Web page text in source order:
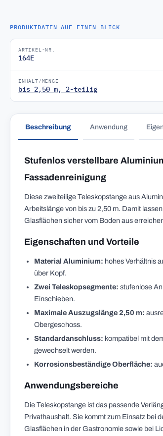
PRODUKTDATEN AUF EINEN BLICK
ARTIKEL-NR.
164E
INHALT/MENGE
bis 2,50 m, 2-teilig
Beschreibung Anwendung
Stufenlos verstellbare
Fassadenreinigung
Diese zweiteilige Teleskopstange aus
Arbeitslänge von bis zu 2,50 m. Damit
Glasflächen sicher vom Boden aus
Eigenschaften und Vorteile
Material Aluminium: hohes Verhältnis
über Kopf.
Zwei Teleskopsegmente: stufenlose
Einschieben.
Maximale Auszugslänge 2,50 m:
Obergeschoss.
Standardanschluss: kompatibel mit
gewechselt werden.
Korrosionsbeständige Oberfläche:
Anwendungsbereiche
Die Teleskopstange ist das passende
Privathaushalt. Sie kommt zum Einsatz bei
Glasflächen in der Gastronomie sowie bei